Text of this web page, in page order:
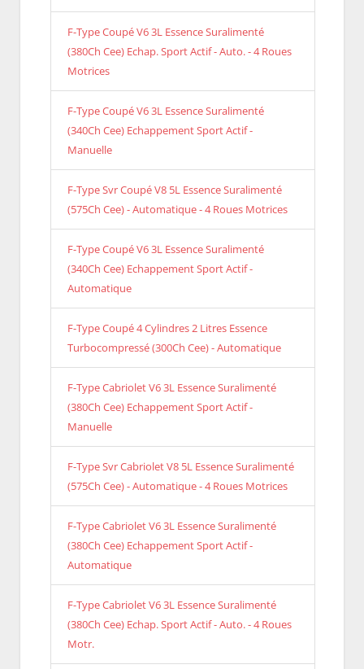
F-Type Coupé V6 3L Essence Suralimenté
(380Ch Cee) Echap. Sport Actif - Auto. - 4 Roues
Motrices
F-Type Coupé V6 3L Essence Suralimenté
(340Ch Cee) Echappement Sport Actif -
Manuelle
F-Type Svr Coupé V8 5L Essence Suralimenté
(575Ch Cee) - Automatique - 4 Roues Motrices
F-Type Coupé V6 3L Essence Suralimenté
(340Ch Cee) Echappement Sport Actif -
Automatique
F-Type Coupé 4 Cylindres 2 Litres Essence
Turbocompressé (300Ch Cee) - Automatique
F-Type Cabriolet V6 3L Essence Suralimenté
(380Ch Cee) Echappement Sport Actif -
Manuelle
F-Type Svr Cabriolet V8 5L Essence Suralimenté
(575Ch Cee) - Automatique - 4 Roues Motrices
F-Type Cabriolet V6 3L Essence Suralimenté
(380Ch Cee) Echappement Sport Actif -
Automatique
F-Type Cabriolet V6 3L Essence Suralimenté
(380Ch Cee) Echap. Sport Actif - Auto. - 4 Roues
Motr.